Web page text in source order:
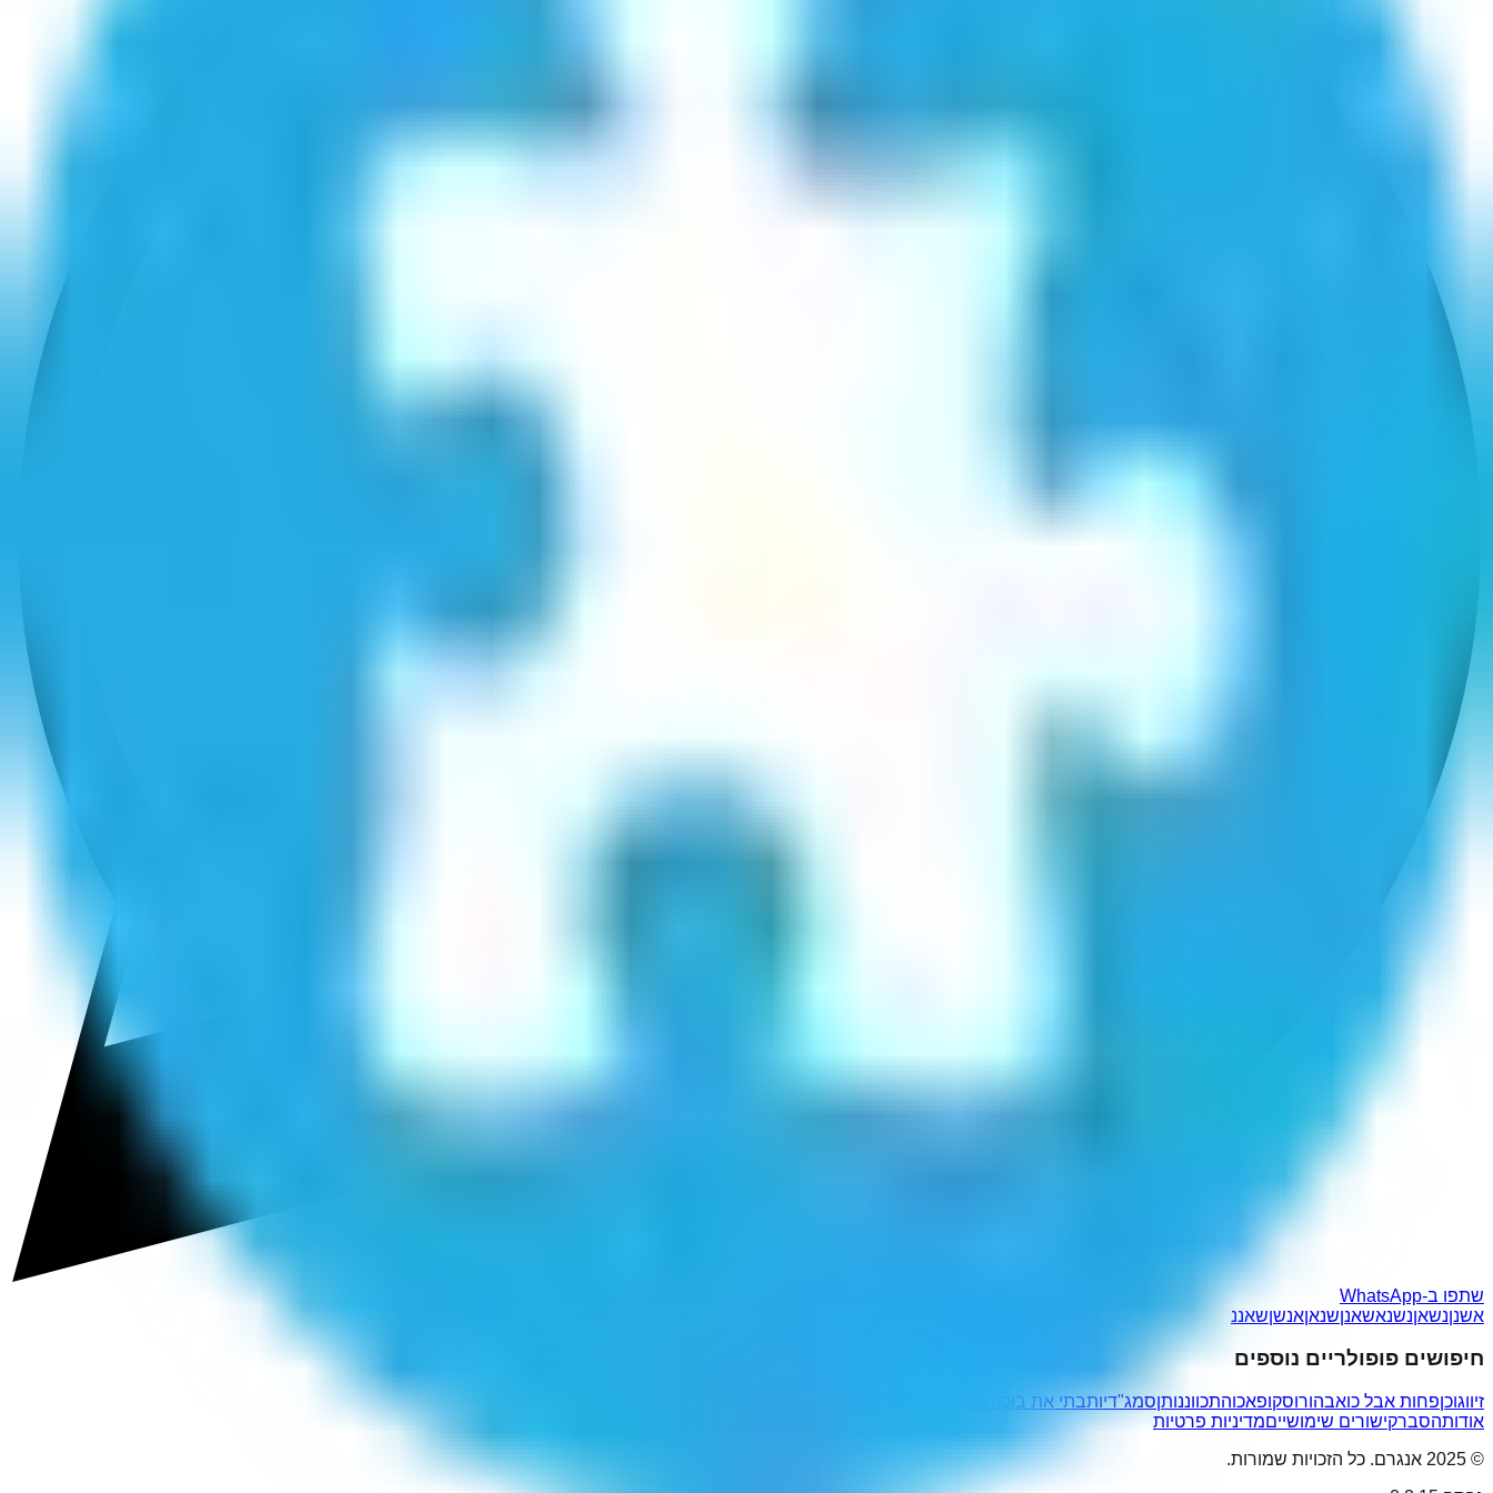
שתפו ב-WhatsApp
אשנןנשאןנשנאשאנןשנאןאנשןשאננ
חיפושים פופולריים נוספים
זיווגוכןפחות אבל כואבהורוסקופאכוהתכווננותןסמג"דיותבתי את בוכה או צוחקת
אודותהסברקישורים שימושייםמדיניות פרטיות
© 2025 אנגרם. כל הזכויות שמורות.